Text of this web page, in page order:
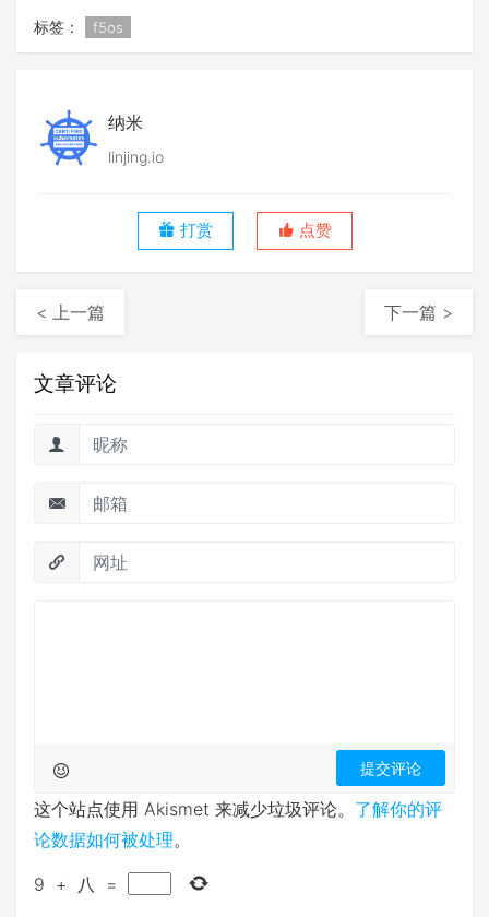
标签： f5os
纳米
linjing.io
打赏 点赞
< 上一篇 下一篇 >
文章评论
这个站点使用 Akismet 来减少垃圾评论。 了解你的评
论数据如何被处理。
9 + 八 =